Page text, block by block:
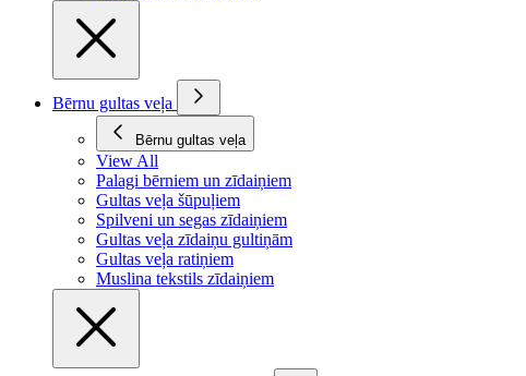
Bērnu gultas veļa
Bērnu gultas veļa
View All
Palagi bērniem un zīdaiņiem
Gultas veļa šūpuļiem
Spilveni un segas zīdaiņiem
Gultas veļa zīdaiņu gultiņām
Gultas veļa ratiņiem
Muslina tekstils zīdaiņiem